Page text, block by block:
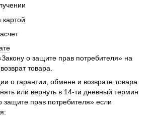
о защите прав потребителя» на
товара.
о гарантии, обмене и возврате товара
или вернуть в 14-ти дневный термин
защите прав потребителя» если